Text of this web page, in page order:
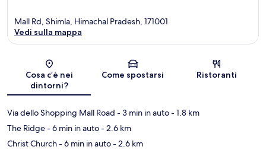
Mappa
Mall Rd, Shimla, Himachal Pradesh, 171001
Vedi sulla mappa
Cosa c’è nei
dintorni?
Come spostarsi Ristoranti
Via dello Shopping Mall Road - 3 min in auto- 1.8 km
The Ridge- 6 min in auto- 2.6 km
Christ Church- 6 min in auto- 2.6 km